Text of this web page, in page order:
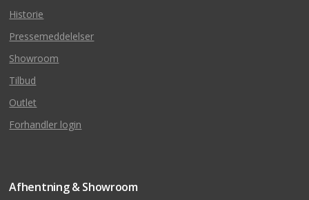
Historie
Pressemeddelelser
Showroom
Tilbud
Outlet
Forhandler login
Afhentning & Showroom